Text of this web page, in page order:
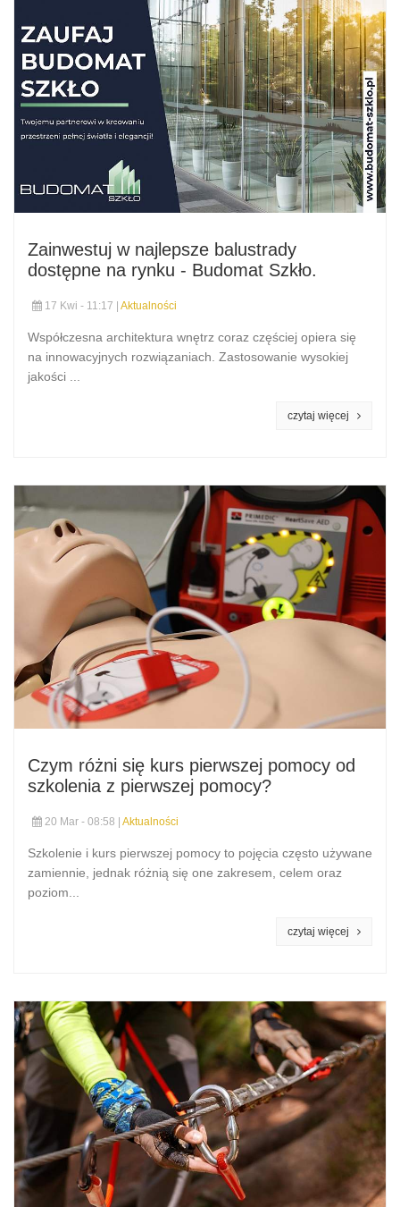
Zainwestuj w najlepsze balustrady
dostępne na rynku - Budomat Szkło.
17 Kwi - 11:17 | Aktualności
Współczesna architektura wnętrz coraz częściej opiera się
na innowacyjnych rozwiązaniach. Zastosowanie wysokiej
jakości ...
Czym różni się kurs pierwszej pomocy od
szkolenia z pierwszej pomocy?
20 Mar - 08:58 | Aktualności
Szkolenie i kurs pierwszej pomocy to pojęcia często używane
zamiennie, jednak różnią się one zakresem, celem oraz
poziom...